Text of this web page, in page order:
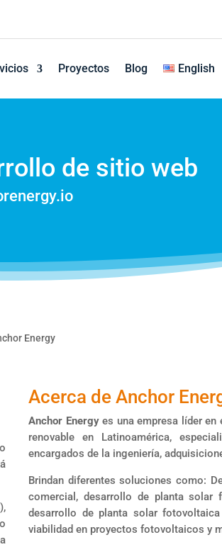
Proyectos Blog English
de sitio web
Acerca de Anchor
Anchor Energyes una empresa líder en
renovable en Latinoamérica,
encargados de la ingeniería,
Brindan diferentes soluciones como:
comercial, desarrollo de planta solar
desarrollo de planta solar
viabilidad en proyectos fotovoltaicos y